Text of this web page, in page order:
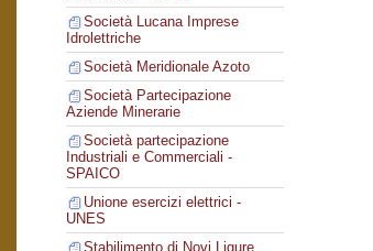
Società Lucana Imprese
Idrolettriche
Società Meridionale Azoto
Società Partecipazione
Aziende Minerarie
Società partecipazione
Industriali e Commerciali -
SPAICO
Unione esercizi elettrici -
UNES
Stabilimento di Novi Ligure